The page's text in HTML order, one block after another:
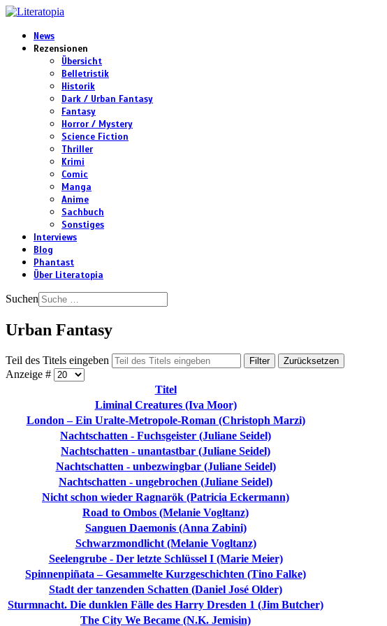
News
Rezensionen
Übersicht
Belletristik
Historik
Dark / Urban Fantasy
Fantasy
Horror / Mystery
Science Fiction
Thriller
Krimi
Comic
Manga
Anime
Sachbuch
Sonstiges
Interviews
Blog
Phantast
Über Literatopia
Suchen
Urban Fantasy
Teil des Titels eingeben Filter Zurücksetzen
Anzeige #
Titel
Liminal Creatures (Iva Moor)
London – Ein Uralte-Metropole-Roman (Christoph Marzi)
Nachtschatten - Fuchsgeister (Juliane Seidel)
Nachtschatten - unantastbar (Juliane Seidel)
Nachtschatten - unbezwingbar (Juliane Seidel)
Nachtschatten - ungebrochen (Juliane Seidel)
Nicht schon wieder Ragnarök (Patricia Eckermann)
Road to Ombos (Melanie Vogltanz)
Sanguen Daemonis (Anna Zabini)
Schwarzmondlicht (Melanie Vogltanz)
Seelengrube - Der letzte Schlüssel I (Marie Meier)
Spinnenpiñata – Gesammelte Kurzgeschichten (Tino Falke)
Stadt der tanzenden Schatten (Daniel José Older)
Sturmnacht. Die dunklen Fälle des Harry Dresden 1 (Jim Butcher)
The City We Became (N.K. Jemisin)